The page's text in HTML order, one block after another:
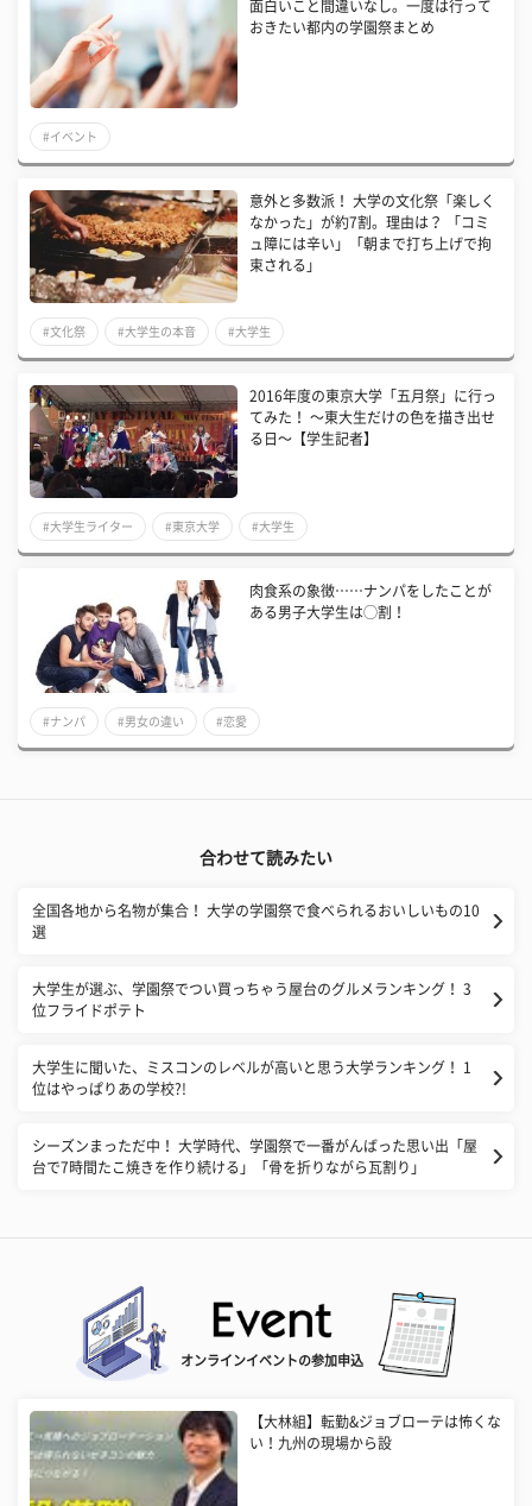
面白いこと間違いなし。一度は行って
おきたい都内の学園祭まとめ
#イベント
意外と多数派！ 大学の文化祭「楽しく
なかった」が約7割。理由は？ 「コミ
ュ障には辛い」「朝まで打ち上げで拘
束される」
#文化祭 #大学生の本音 #大学生
2016年度の東京大学「五月祭」に行っ
てみた！ 〜東大生だけの色を描き出せ
る日〜【学生記者】
#大学生ライター #東京大学 #大学生
肉食系の象徴……ナンパをしたことが
ある男子大学生は◯割！
#ナンパ #男女の違い #恋愛
合わせて読みたい
全国各地から名物が集合！ 大学の学園祭で食べられるおいしいもの10
選
大学生が選ぶ、学園祭でつい買っちゃう屋台のグルメランキング！ 3
位フライドポテト
大学生に聞いた、ミスコンのレベルが高いと思う大学ランキング！ 1
位はやっぱりあの学校?!
シーズンまっただ中！ 大学時代、学園祭で一番がんばった思い出「屋
台で7時間たこ焼きを作り続ける」「骨を折りながら瓦割り」
オンラインイベントの参加申込
【大林組】転勤&ジョブローテは怖くな
い！九州の現場から設